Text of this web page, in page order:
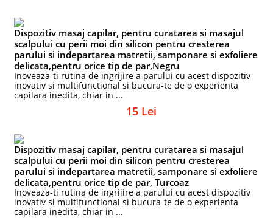
Dispozitiv masaj capilar, pentru curatarea si masajul
scalpului cu perii moi din silicon pentru cresterea
parului si indepartarea matretii, samponare si exfoliere
delicata,pentru orice tip de par,Negru
Inoveaza-ti rutina de ingrijire a parului cu acest dispozitiv
inovativ si multifunctional si bucura-te de o experienta
capilara inedita, chiar in ...
15 Lei
Dispozitiv masaj capilar, pentru curatarea si masajul
scalpului cu perii moi din silicon pentru cresterea
parului si indepartarea matretii, samponare si exfoliere
delicata,pentru orice tip de par, Turcoaz
Inoveaza-ti rutina de ingrijire a parului cu acest dispozitiv
inovativ si multifunctional si bucura-te de o experienta
capilara inedita, chiar in ...